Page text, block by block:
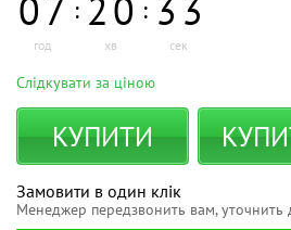
07
год
: 20
хв
: 3 3
сек
Слідкувати за ціною
КУПИТИ
Замовити в один клік
Менеджер передзвонить вам, уточнить